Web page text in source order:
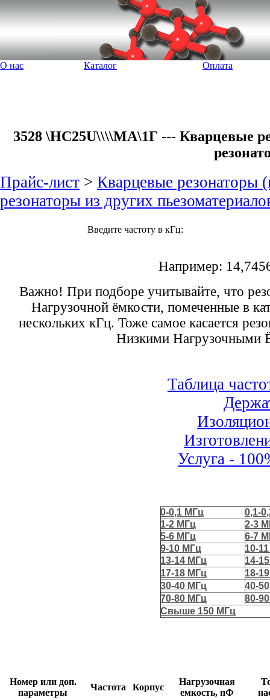
О нас Каталог Оплата
3528 \HC25U\\\\МА\1Г --- Кварцевые
Прайс-лист > Кварцевые резонаторы
резонаторы из других
Введите частоту в кГц:
Например:
Важно! При подборе учитывайте, что
Нагрузочной ёмкости, помеченные в
нескольких кГц. Тоже самое касается
Низкими Нагрузочными
Таблица
Услуга -
0-0,1 МГц
0,1-
1-2 МГц
2-3
5-6 МГц
6-7
9-10 МГц
10-
13-14 МГц
14-
17-18 МГц
18-
30-40 МГц
40-
70-80 МГц
80-
Свыше 150 МГц
Номер или доп.
параметры
Частота Корпус
Нагрузочная
емкость, пФ